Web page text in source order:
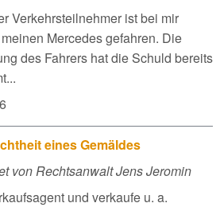
Verkehrsteilnehmer ist bei mir
Mercedes gefahren. Die
des Fahrers hat die Schuld bereits
eines Gemäldes
von Rechtsanwalt Jens Jeromin
und verkaufe u. a.